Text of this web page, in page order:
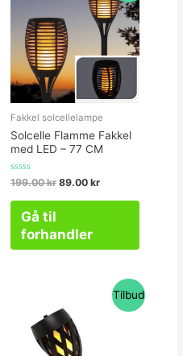
Fakkel solcellelampe
Solcelle Flamme Fakkel
med LED – 77 CM
Vurderet
0
ud
199.00kr 89.00 kr
Gå til
forhandler
Tilbud